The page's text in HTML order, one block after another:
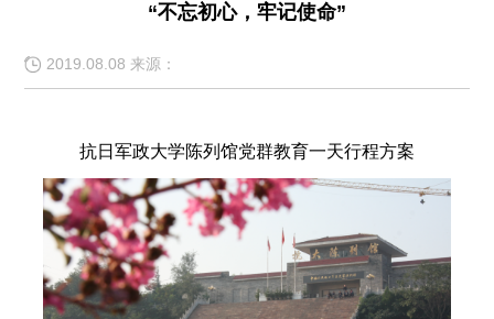
“不忘初心，牢记使命”
2019.08.08 来源：
抗日军政大学陈列馆党群教育一天行程方案